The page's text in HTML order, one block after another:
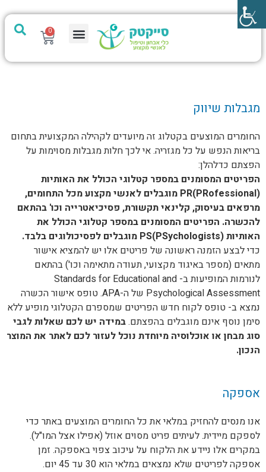
0
מגבלות שיווק
החומרים המוצעים בקטלוג זה מיועדים לקהילה המקצועית בתחום
בריאות הנפש על כל מגזריה. אי לכך חלות מגבלות מסוימות על
הפצתם כדלהלן:
הפריטים המסומנים במספר קטלוגי הכולל את האותיות
(PR(PRofessional מוגבלים לאנשי מקצוע מכל התחומים,
מרפאים בעיסוק, קלינאי תקשורת, פסיכיאטרייה וכו' בהתאם
להכשרה. הפריטים המסומנים במספר קטלוגי הכולל את
האותיות (PS(PSychologists מוגבלים לפסיכולוגים בלבד.
כדי לבצע הזמנה ראשונה של פריטים אלו יש להמציא אישור
מתאים (מספר באיגוד מקצועי, תעודה מתאימה וכו') בהתאם
לנורמות המופיעות ב- Standards for Educational and
Psychological Assessment של ה-APA. טופס אישור הכשרה
נמצא ב- טופס לקוח חדש הפריטים שמספרם הקטלוגי מופיע ללא
סימן נוסף אינם מוגבלים בהפצתם.במידה יש לכם שאלות לגבי
סוג מבחן או אוכלוסיה מיוחדת נוכל לעזור לכם לאתר את המוצר
הנכון.
אספקה
אנו מנסים להחזיק במלאי את כל החומרים המוצעים באתר כדי
לספקם מיידית. לעיתים פריט מסוים אוזל (אפילו אצל המו"ל).
במקרים אלו ניידע את הלקוח על עיכוב צפוי באספקה. זמן
אספקה לפריטים שלא נמצאים במלאי הוא 30 עד 45 יום.